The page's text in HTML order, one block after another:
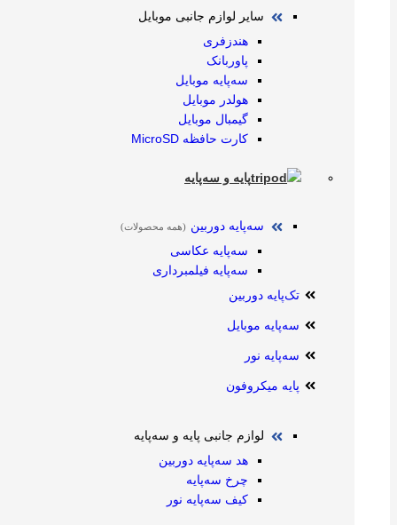
سایر لوازم جانبی موبایل
هندزفری
پاوربانک
سه‌پایه موبایل
هولدر موبایل
گیمبال موبایل
کارت حافظه MicroSD
پایه و سه‌پایه
سه‌پایه دوربین (همه محصولات)
سه‌پایه عکاسی
سه‌پایه فیلمبرداری
تک‌پایه دوربین
سه‌پایه موبایل
سه‌پایه نور
پایه میکروفون
لوازم جانبی پایه و سه‌پایه
هد سه‌پایه دوربین
چرخ سه‌پایه
کیف سه‌پایه نور